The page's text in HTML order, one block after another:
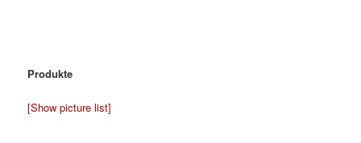
Produkte
[Show picture list]